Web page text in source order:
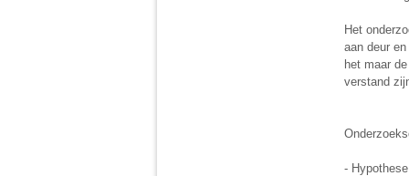
Het
aan deur
het maar
verstand
-